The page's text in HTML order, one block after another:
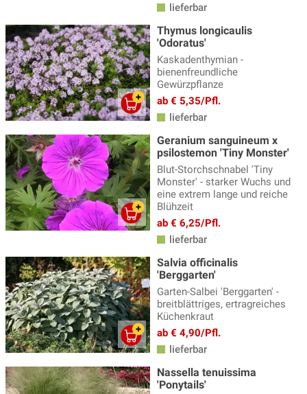
lieferbar
Thymus longicaulis
'Odoratus'
Kaskadenthymian -
bienenfreundliche
Gewürzpflanze
ab € 5,35/Pfl.
lieferbar
Geranium sanguineum x
psilostemon 'Tiny Monster'
Blut-Storchschnabel 'Tiny
Monster' - starker Wuchs und
eine extrem lange und reiche
Blühzeit
ab € 6,25/Pfl.
lieferbar
Salvia officinalis
'Berggarten'
Garten-Salbei 'Berggarten' -
breitblättriges, ertragreiches
Küchenkraut
ab € 4,90/Pfl.
lieferbar
Nassella tenuissima
'Ponytails'